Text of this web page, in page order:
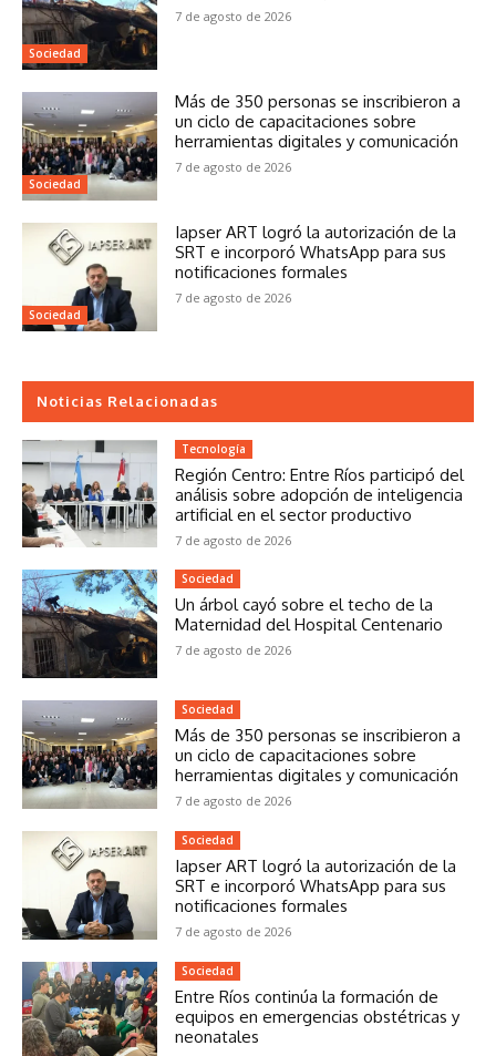
Sociedad
7 de agosto de 2026
Sociedad
Más de 350 personas se inscribieron a
un ciclo de capacitaciones sobre
herramientas digitales y comunicación
7 de agosto de 2026
Sociedad
Iapser ART logró la autorización de la
SRT e incorporó WhatsApp para sus
notificaciones formales
7 de agosto de 2026
Noticias Relacionadas
Tecnología
Región Centro: Entre Ríos participó del
análisis sobre adopción de inteligencia
artificial en el sector productivo
7 de agosto de 2026
Sociedad
Un árbol cayó sobre el techo de la
Maternidad del Hospital Centenario
7 de agosto de 2026
Sociedad
Más de 350 personas se inscribieron a
un ciclo de capacitaciones sobre
herramientas digitales y comunicación
7 de agosto de 2026
Sociedad
Iapser ART logró la autorización de la
SRT e incorporó WhatsApp para sus
notificaciones formales
7 de agosto de 2026
Sociedad
Entre Ríos continúa la formación de
equipos en emergencias obstétricas y
neonatales